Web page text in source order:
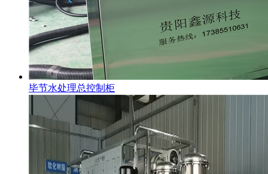
毕节水处理总控制柜